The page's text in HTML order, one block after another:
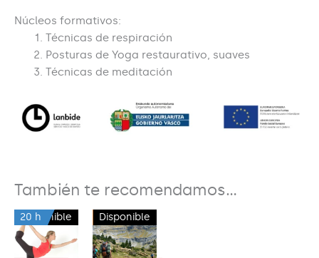
Núcleos formativos:
Técnicas de respiración
Posturas de Yoga restaurativo, suaves
Técnicas de meditación
También te recomendamos…
Disponible
20 h 125 h
Disponible